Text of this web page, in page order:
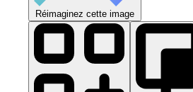
Réimaginez cette image